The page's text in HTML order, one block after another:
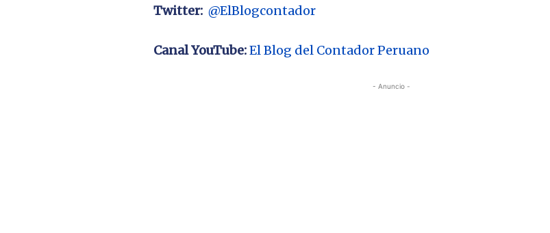
Twitter: @ElBlogcontador
Canal YouTube:El Blog del Contador Peruano
- Anuncio -